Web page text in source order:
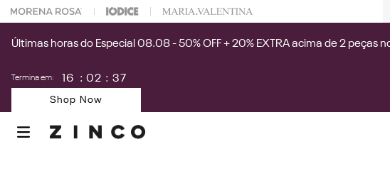
na sua 1° compra usando o cupom: PRIMEIRAZIN
Últimas horas do Especial 08.08 - 50% OFF + 20% EXTRA acima de 2 peças
Termina em: 16 : 02 : 37
Shop Now